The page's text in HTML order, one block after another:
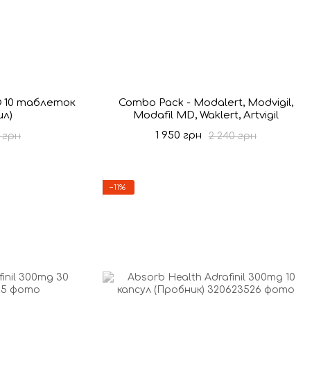
10 таблеток
грн
Combo Pack - Modalert, Modvigil,
Modafil MD, Waklert, Artvigil
2 240 грн
1 950 грн
−11%